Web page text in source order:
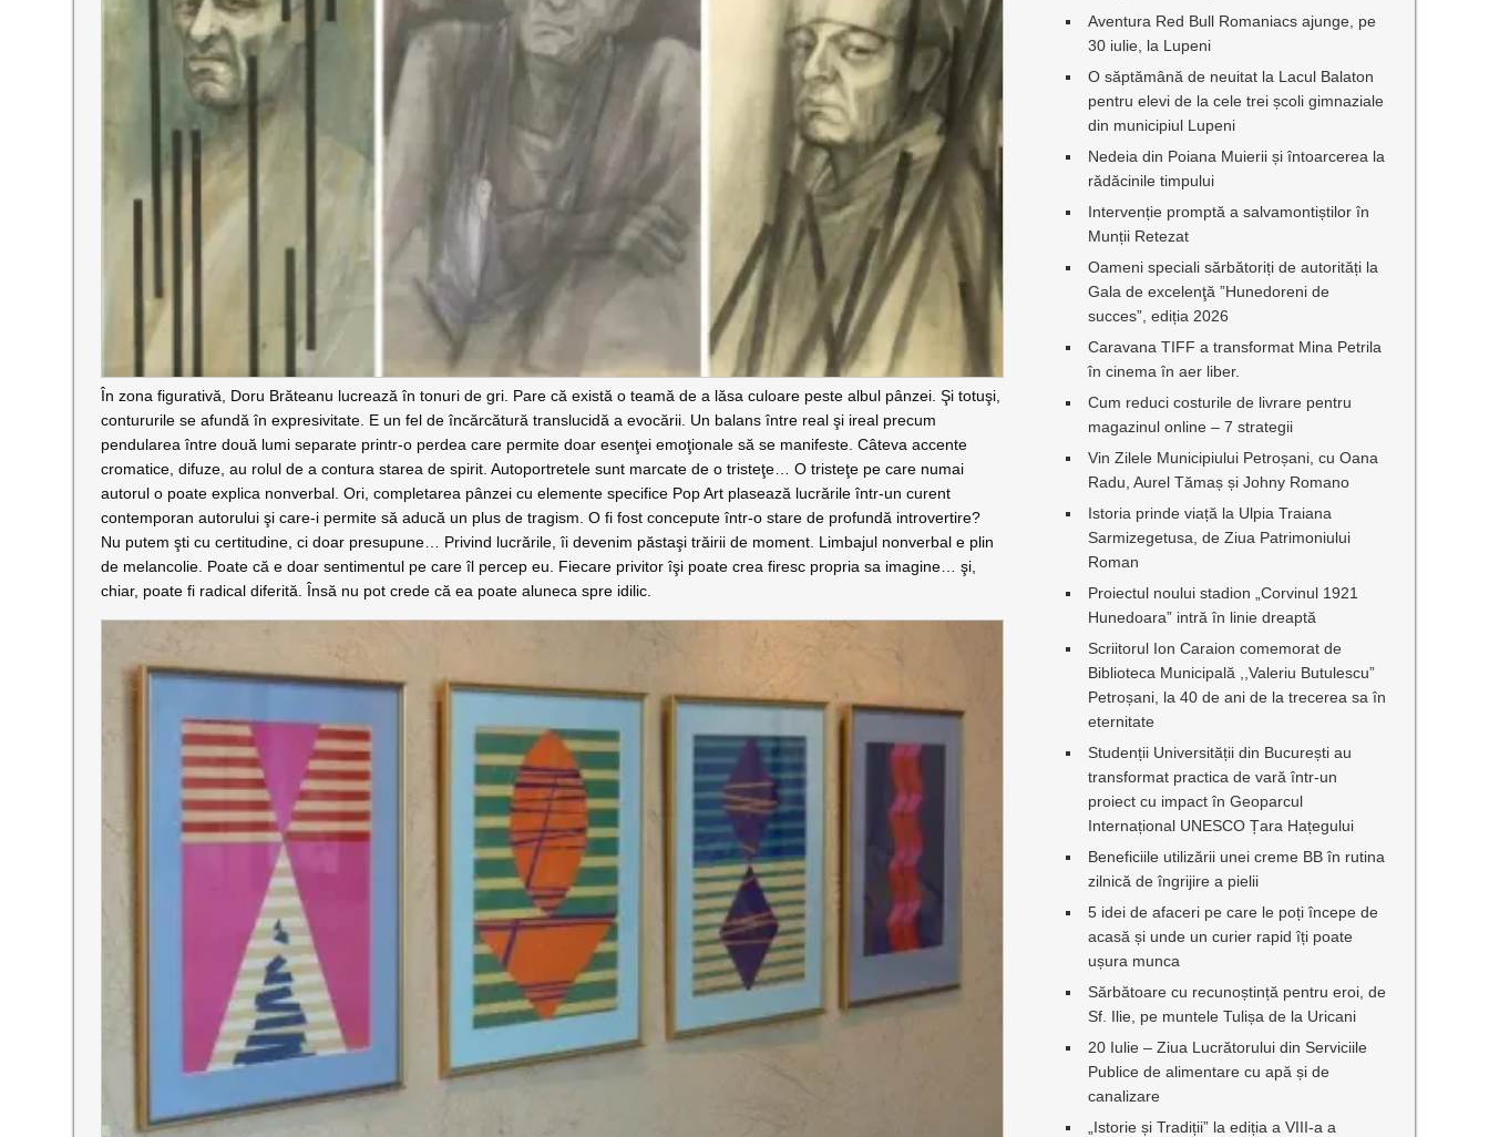
În zona figurativă, Doru Brăteanu lucrează în tonuri de gri. Pare că există o teamă de a lăsa culoare peste albul pânzei. Şi totuşi,
contururile se afundă în expresivitate. E un fel de încărcătură translucidă a evocării. Un balans între real şi ireal precum
pendularea între două lumi separate printr-o perdea care permite doar esenţei emoţionale să se manifeste. Câteva accente
cromatice, difuze, au rolul de a contura starea de spirit. Autoportretele sunt marcate de o tristeţe… O tristeţe pe care numai
autorul o poate explica nonverbal. Ori, completarea pânzei cu elemente specifice Pop Art plasează lucrările într-un curent
contemporan autorului şi care-i permite să aducă un plus de tragism. O fi fost concepute într-o stare de profundă introvertire?
Nu putem şti cu certitudine, ci doar presupune… Privind lucrările, îi devenim păstaşi trăirii de moment. Limbajul nonverbal e plin
de melancolie. Poate că e doar sentimentul pe care îl percep eu. Fiecare privitor îşi poate crea firesc propria sa imagine… şi,
chiar, poate fi radical diferită. Însă nu pot crede că ea poate aluneca spre idilic.
Aventura Red Bull Romaniacs ajunge, pe
30 iulie, la Lupeni
O săptămână de neuitat la Lacul Balaton
pentru elevi de la cele trei școli gimnaziale
din municipiul Lupeni
Nedeia din Poiana Muierii și întoarcerea la
rădăcinile timpului
Intervenție promptă a salvamontiștilor în
Munții Retezat
Oameni speciali sărbătoriți de autorități la
Gala de excelenţă ”Hunedoreni de
succes”, ediția 2026
Caravana TIFF a transformat Mina Petrila
în cinema în aer liber.
Cum reduci costurile de livrare pentru
magazinul online – 7 strategii
Vin Zilele Municipiului Petroșani, cu Oana
Radu, Aurel Tămaș și Johny Romano
Istoria prinde viață la Ulpia Traiana
Sarmizegetusa, de Ziua Patrimoniului
Roman
Proiectul noului stadion „Corvinul 1921
Hunedoara” intră în linie dreaptă
Scriitorul Ion Caraion comemorat de
Biblioteca Municipală ,,Valeriu Butulescu”
Petroșani, la 40 de ani de la trecerea sa în
eternitate
Studenții Universității din București au
transformat practica de vară într-un
proiect cu impact în Geoparcul
Internațional UNESCO Țara Hațegului
Beneficiile utilizării unei creme BB în rutina
zilnică de îngrijire a pielii
5 idei de afaceri pe care le poți începe de
acasă și unde un curier rapid îți poate
ușura munca
Sărbătoare cu recunoștință pentru eroi, de
Sf. Ilie, pe muntele Tulișa de la Uricani
20 Iulie – Ziua Lucrătorului din Serviciile
Publice de alimentare cu apă și de
canalizare
„Istorie și Tradiții” la ediția a VIII-a a